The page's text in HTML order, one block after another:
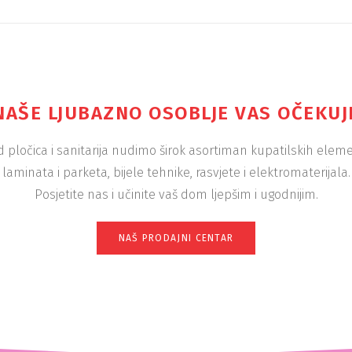
LJUBAZNO OSOBLJE VAS
pločica i sanitarija nudimo širok asortiman kupatilskih
laminata i parketa, bijele tehnike, rasvjete i elektromaterijala.
Posjetite nas i učinite vaš dom ljepšim i ugodnijim.
NAŠ PRODAJNI CENTAR